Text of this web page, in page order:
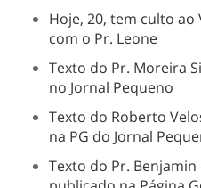
Hoje, 20, tem culto ao
com o Pr. Leone
Texto do Pr. Moreira
no Jornal Pequeno
Texto do Roberto
na PG do Jornal
Texto do Pr. Benjamin